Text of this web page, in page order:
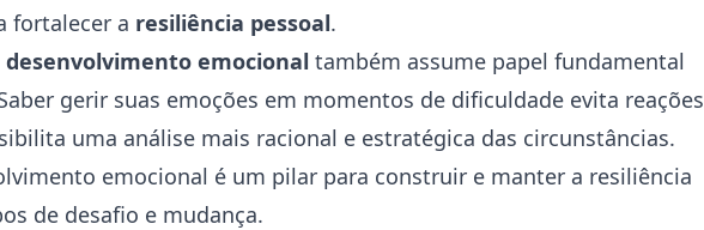
fortalecer a resiliência pessoal.
desenvolvimento emocional também assume papel fundamental
gerir suas emoções em momentos de dificuldade evita reações
uma análise mais racional e estratégica das circunstâncias.
emocional é um pilar para construir e manter a resiliência
de desafio e mudança.